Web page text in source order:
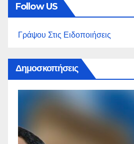
Follow US
Γράψου Στις Ειδοποιήσεις
Δημοσκοπήσεις